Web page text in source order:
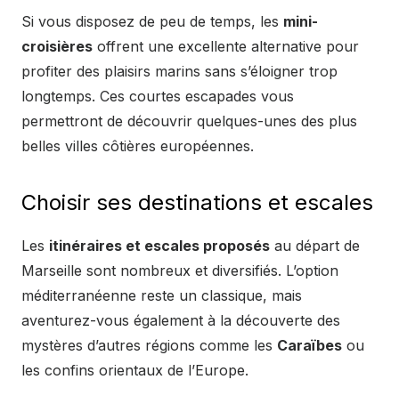
Si vous disposez de peu de temps, les mini-
croisières offrent une excellente alternative pour
profiter des plaisirs marins sans s’éloigner trop
longtemps. Ces courtes escapades vous
permettront de découvrir quelques-unes des plus
belles villes côtières européennes.
Choisir ses destinations et escales
Les itinéraires et escales proposés au départ de
Marseille sont nombreux et diversifiés. L’option
méditerranéenne reste un classique, mais
aventurez-vous également à la découverte des
mystères d’autres régions comme les Caraïbes ou
les confins orientaux de l’Europe.